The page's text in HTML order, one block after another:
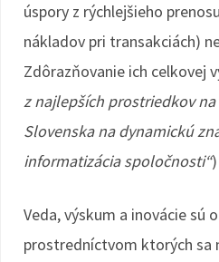
úspory z rýchlejšieho
nákladov pri transakciách)
Zdôrazňovanie ich celkovej
z najlepších prostriedkov
Slovenska na dynamickú
informatizácia spoločnosti“
Veda, výskum a inovácie sú
prostredníctvom ktorých sa